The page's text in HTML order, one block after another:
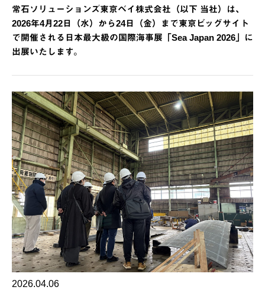
常石ソリューションズ東京ベイ株式会社（以下 当社）は、
2026年4月22日（水）から24日（金）まで東京ビッグサイト
で開催される日本最大級の国際海事展「Sea Japan 2026」に
出展いたします。
2026.04.06